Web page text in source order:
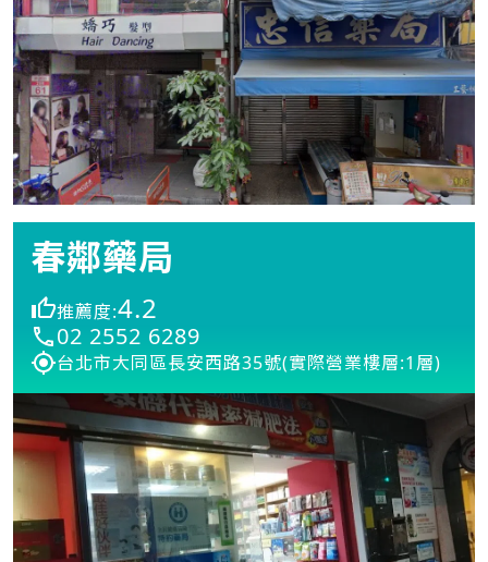
春鄰藥局
推薦度:4.2
02 2552 6289
台北市大同區長安西路35號(實際營業樓層:1層)